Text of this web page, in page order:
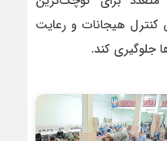
هیجانات و رعایت
جلوگیری کند.